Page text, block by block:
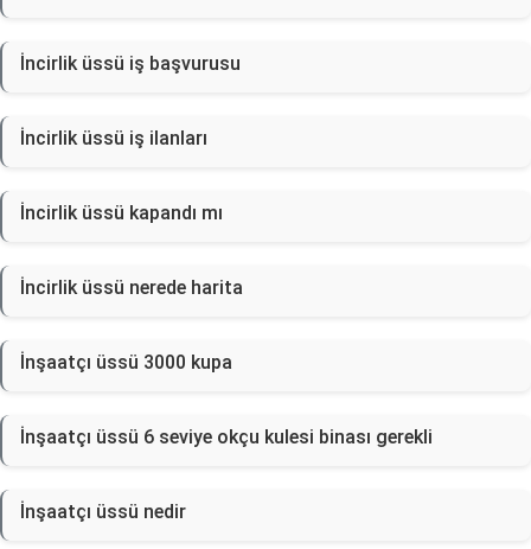
İncirlik üssü iş başvurusu
İncirlik üssü iş ilanları
İncirlik üssü kapandı mı
İncirlik üssü nerede harita
İnşaatçı üssü 3000 kupa
İnşaatçı üssü 6 seviye okçu kulesi binası gerekli
İnşaatçı üssü nedir